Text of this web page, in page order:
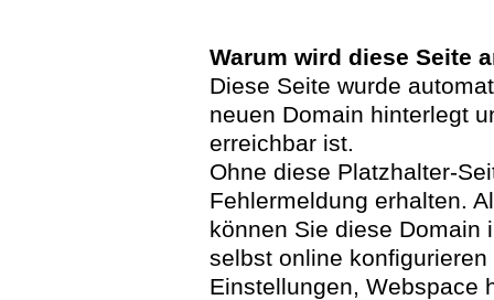
Warum wird diese Seite
Diese Seite wurde
neuen Domain hinterlegt
erreichbar ist.
Ohne diese Platzhalter-
Fehlermeldung erhalten.
können Sie diese Domain
selbst online
Einstellungen, Webspace